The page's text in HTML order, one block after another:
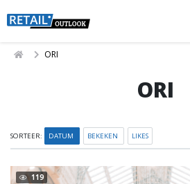
ORI
ORI
SORTEER: DATUM BEKEKEN LIKES
119